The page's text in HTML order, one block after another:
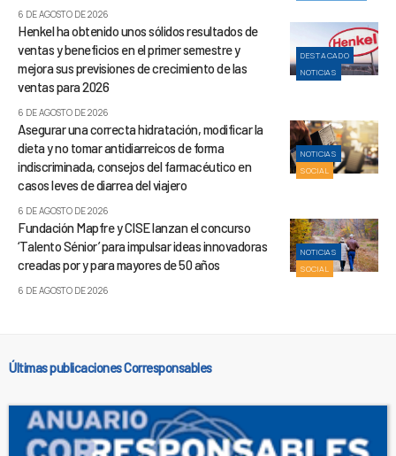
6 DE AGOSTO DE 2026
DESTACADO
NOTICIAS
Henkel ha obtenido unos sólidos resultados de
ventas y beneficios en el primer semestre y
mejora sus previsiones de crecimiento de las
ventas para 2026
6 DE AGOSTO DE 2026
NOTICIAS
SOCIAL
Asegurar una correcta hidratación, modificar la
dieta y no tomar antidiarreicos de forma
indiscriminada, consejos del farmacéutico en
casos leves de diarrea del viajero
6 DE AGOSTO DE 2026
NOTICIAS
SOCIAL
Fundación Mapfre y CISE lanzan el concurso
‘Talento Sénior’ para impulsar ideas innovadoras
creadas por y para mayores de 50 años
6 DE AGOSTO DE 2026
Últimas publicaciones Corresponsables